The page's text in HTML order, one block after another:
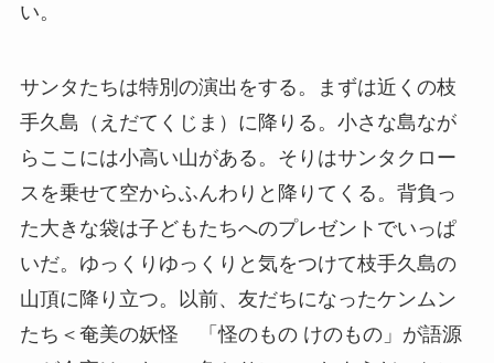
い。
サンタたちは特別の演出をする。まずは近くの枝
手久島（えだてくじま）に降りる。小さな島なが
らここには小高い山がある。そりはサンタクロー
スを乗せて空からふんわりと降りてくる。背負っ
た大きな袋は子どもたちへのプレゼントでいっぱ
いだ。ゆっくりゆっくりと気をつけて枝手久島の
山頂に降り立つ。以前、友だちになったケンムン
たち＜奄美の妖怪 「怪のもの けのもの」が語源